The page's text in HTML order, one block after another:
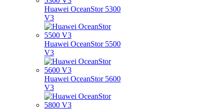
Huawei OceanStor 5300
V3
Huawei OceanStor 5500
V3
Huawei OceanStor 5600
V3